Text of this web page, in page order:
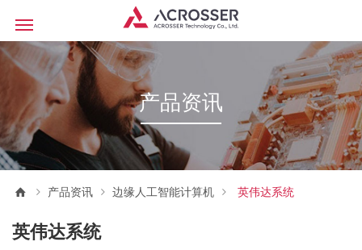
产品资讯
产品资讯 边缘人工智能计算机 英伟达系统
英伟达系统